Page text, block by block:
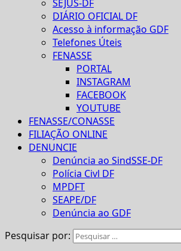
SEJUS-DF
DIÁRIO OFICIAL DF
Acesso à informação GDF
Telefones Úteis
FENASSE
PORTAL
INSTAGRAM
FACEBOOK
YOUTUBE
FENASSE/CONASSE
FILIAÇÃO ONLINE
DENUNCIE
Denúncia ao SindSSE-DF
Polícia Civl DF
MPDFT
SEAPE/DF
Denúncia ao GDF
Pesquisar por: